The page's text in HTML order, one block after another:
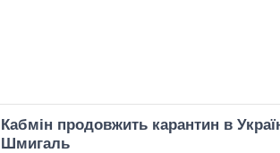
Кабмін продовжить карантин в
Шмигаль